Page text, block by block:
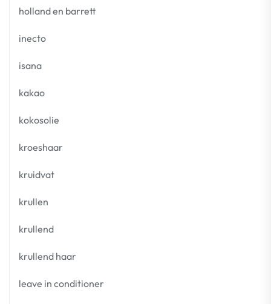
holland en barrett
inecto
isana
kakao
kokosolie
kroeshaar
kruidvat
krullen
krullend
krullend haar
leave in conditioner